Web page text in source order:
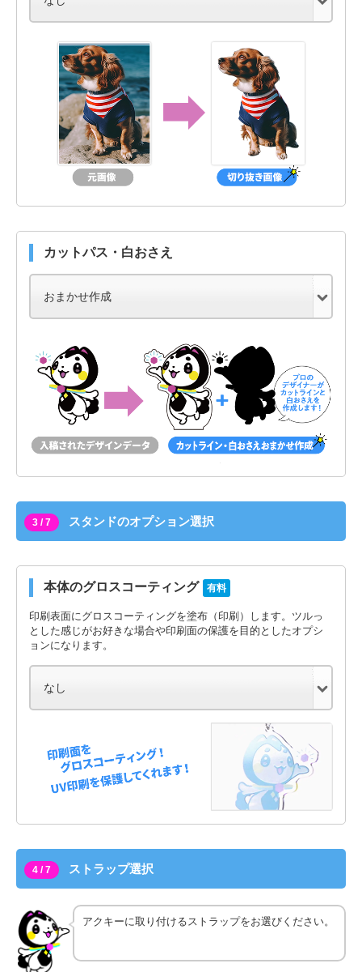
カットパス・白おさえ
3 / 7 スタンドのオプション選択
本体のグロスコーティング 有料
印刷表面にグロスコーティングを塗布（印刷）します。ツルっ
とした感じがお好きな場合や印刷面の保護を目的としたオプシ
ョンになります。
4 / 7 ストラップ選択
アクキーに取り付けるストラップをお選びください。